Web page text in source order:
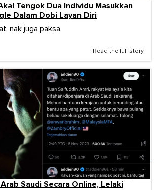
Tengok Dua Individu Masukkan
Dalam Dobi Layan Diri
nak juga paksa.
Read the full story
Saudi Secara Online, Lelaki